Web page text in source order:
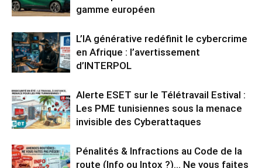
gamme européen
L’IA générative redéfinit le cybercrime
en Afrique : l’avertissement
d’INTERPOL
Alerte ESET sur le Télétravail Estival :
Les PME tunisiennes sous la menace
invisible des Cyberattaques
Pénalités & Infractions au Code de la
route (Info ou Intox ?)… Ne vous faites